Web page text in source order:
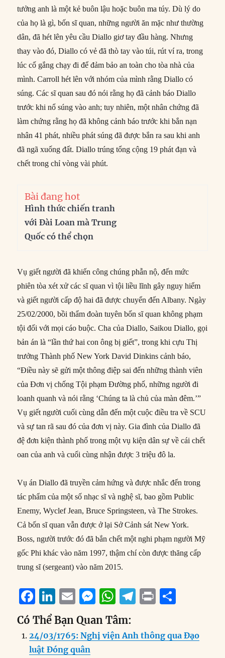
tưởng anh là một kẻ buôn lậu hoặc buôn ma túy. Dù lý do
của họ là gì, bốn sĩ quan, những người ăn mặc như thường
dân, đã hét lên yêu cầu Diallo giơ tay đầu hàng. Nhưng
thay vào đó, Diallo có vẻ đã thò tay vào túi, rút ví ra, trong
lúc cố gắng chạy đi để đảm bảo an toàn cho tòa nhà của
mình. Carroll hét lên với nhóm của mình rằng Diallo có
súng. Các sĩ quan sau đó nói rằng họ đã cảnh báo Diallo
trước khi nổ súng vào anh; tuy nhiên, một nhân chứng đã
làm chứng rằng họ đã không cảnh báo trước khi bắn nạn
nhân 41 phát, nhiều phát súng đã được bắn ra sau khi anh
đã ngã xuống đất. Diallo trúng tổng cộng 19 phát đạn và
chết trong chỉ vòng vài phút.
Bài đang hot
Hình thức chiến tranh
với Đài Loan mà Trung
Quốc có thể chọn
Vụ giết người đã khiến công chúng phẫn nộ, đến mức
phiên tòa xét xử các sĩ quan vì tội liều lĩnh gây nguy hiểm
và giết người cấp độ hai đã được chuyển đến Albany. Ngày
25/02/2000, bồi thẩm đoàn tuyên bốn sĩ quan không phạm
tội đối với mọi cáo buộc. Cha của Diallo, Saikou Diallo, gọi
bản án là “lần thứ hai con ông bị giết”, trong khi cựu Thị
trưởng Thành phố New York David Dinkins cảnh báo,
“Điều này sẽ gửi một thông điệp sai đến những thành viên
của Đơn vị chống Tội phạm Đường phố, những người đi
loanh quanh và nói rằng ‘Chúng ta là chủ của màn đêm.’”
Vụ giết người cuối cùng dẫn đến một cuộc điều tra về SCU
và sự tan rã sau đó của đơn vị này. Gia đình của Diallo đã
đệ đơn kiện thành phố trong một vụ kiện dân sự về cái chết
oan của anh và cuối cùng nhận được 3 triệu đô la.
Vụ án Diallo đã truyền cảm hứng và được nhắc đến trong
tác phẩm của một số nhạc sĩ và nghệ sĩ, bao gồm Public
Enemy, Wyclef Jean, Bruce Springsteen, và The Strokes.
Cả bốn sĩ quan vẫn được ở lại Sở Cảnh sát New York.
Boss, người trước đó đã bắn chết một nghi phạm người Mỹ
gốc Phi khác vào năm 1997, thậm chí còn được thăng cấp
trung sĩ (sergeant) vào năm 2015.
F
a
c
e
Li
n
k
e
E
m
ai
l
M
e
ss
e
W
h
at
s
T
e
g
P
n
t
a
re
Có Thể Bạn Quan Tâm:
24/03/1765: Nghị viện Anh thông qua Đạo
luật Đóng quân